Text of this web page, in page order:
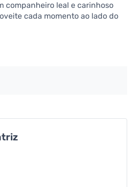
companheiro leal e carinhoso
cada momento ao lado do